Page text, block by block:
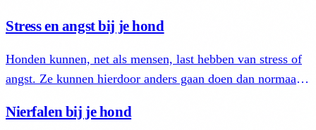
Stress en angst bij je hond
Honden kunnen, net als mensen, last hebben van stress of
angst. Ze kunnen hierdoor anders gaan doen dan normaal.
Nierfalen bij je hond